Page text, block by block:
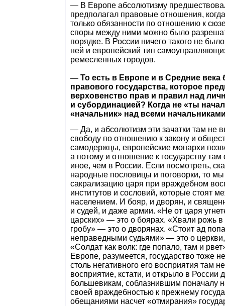
— В Европе абсолютизму
предполагал правовые отношения,
только обязанности по отношению к
споры между ними можно было
порядке. В России ничего такого не
ней и европейский тип
ремесленных городов.
— То есть в Европе и в Средние века
правового государства, которое
верховенство прав и правил над
и субординацией? Когда не «ты
«начальник» над всеми
— Да, и абсолютизм эти зачатки там не
свободу по отношению к закону и
самодержцы, европейские монархи
а потому и отношение к государству
иное, чем в России. Если посмотреть,
народные пословицы и поговорки, то
сакрализацию царя при враждебном
институтов и сословий, которые стоят
населением. И бояр, и дворян, и
и судей, и даже армии. «Не от царя
царских» — это о боярах. «Хвали рожь в
гробу» — это о дворянах. «Стоит ад
неправедными судьями» — это о
«Солдат как волк: где попало, там и
Европе, разумеется, государство тоже
столь негативного его восприятия там
восприятие, кстати, и открыло в России
большевикам, соблазнившим поначалу
своей враждебностью к прежнему
обещаниями насчет «отмирания»